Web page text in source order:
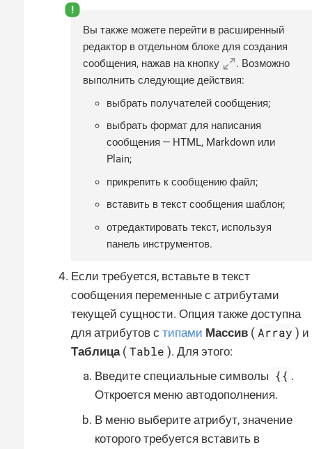
Вы также можете перейти в расширенный
редактор в отдельном блоке для создания
сообщения, нажав на кнопку
. Возможно
выполнить следующие действия:
выбрать получателей сообщения;
выбрать формат для написания
сообщения — HTML, Markdown или
Plain;
прикрепить к сообщению файл;
вставить в текст сообщения шаблон;
отредактировать текст, используя
панель инструментов.
Если требуется, вставьте в текст
сообщения переменные с атрибутами
текущей сущности. Опция также доступна
для атрибутов с типами Массив ( Array ) и
Таблица( Table ). Для этого:
Введите специальные символы {{ .
Откроется меню автодополнения.
В меню выберите атрибут, значение
которого требуется вставить в